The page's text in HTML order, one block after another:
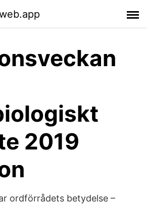
2019
ordförrådets betydelse –